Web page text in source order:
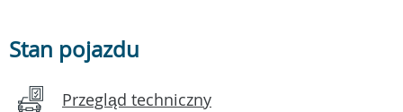
Stan pojazdu
Przegląd techniczny